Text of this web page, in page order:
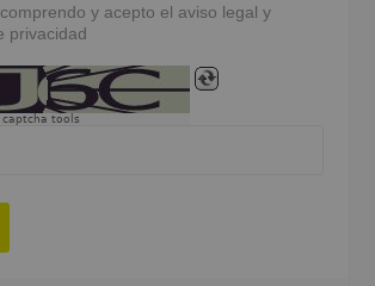
y acepto el aviso legal y
privacidad
captcha tools